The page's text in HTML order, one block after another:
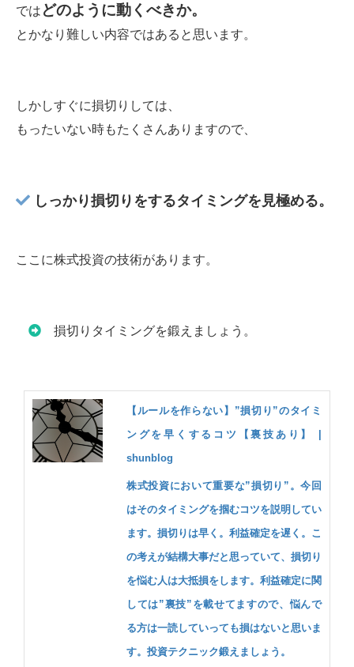
では どのように動くべきか。
とかなり難しい内容ではあると思います。
しかしすぐに損切りしては、
もったいない時もたくさんありますので、
しっかり損切りをするタイミングを見極める。
ここに株式投資の技術があります。
損切りタイミングを鍛えましょう。
【ルールを作らない】”損切り”のタイミ
ングを早くするコツ【裏技あり】 |
shunblog
株式投資において重要な”損切り”。今回
はそのタイミングを掴むコツを説明してい
ます。損切りは早く。利益確定を遅く。こ
の考えが結構大事だと思っていて、損切り
を悩む人は大抵損をします。利益確定に関
しては”裏技”を載せてますので、悩んで
る方は一読していっても損はないと思いま
す。投資テクニック鍛えましょう。